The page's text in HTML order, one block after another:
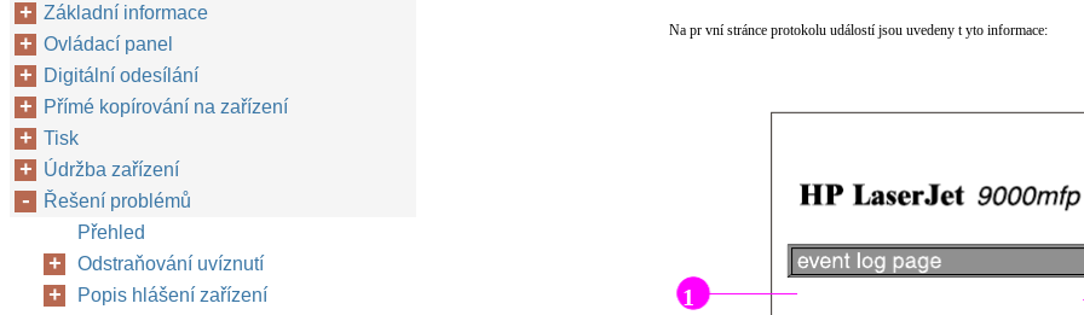
Na pr vní stránce protokolu událostí jsou uvedeny t yto informace:
1
Základní informace
Ovládací panel
Digitální odesílání
Přímé kopírování na zařízení
Tisk
Údržba zařízení
Řešení problémů
Přehled
Odstraňování uvíznutí
Popis hlášení zařízení